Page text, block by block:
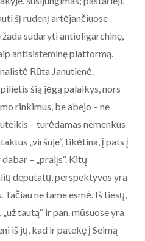
šį rudenį artėjančiuose
sudaryti antioligarchinę,
antisisteminę platformą.
Rūta Janutienė.
šią jėgą palaikys, nors
rinkimus, be abejo – ne
– turėdamas nemenkus
„viršuje“, tikėtina, į pats į
– „pralįs“. Kitų
deputatų, perspektyvos yra
ne tame esmė. Iš tiesų,
tautą“ ir pan. mūsuose yra
iš jų, kad ir patekę į Seimą